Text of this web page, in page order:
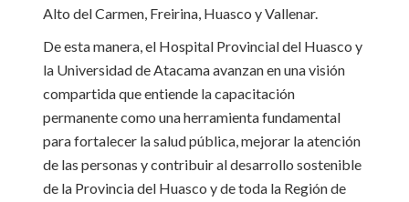
Alto del Carmen, Freirina, Huasco y Vallenar.
De esta manera, el Hospital Provincial del Huasco y
la Universidad de Atacama avanzan en una visión
compartida que entiende la capacitación
permanente como una herramienta fundamental
para fortalecer la salud pública, mejorar la atención
de las personas y contribuir al desarrollo sostenible
de la Provincia del Huasco y de toda la Región de